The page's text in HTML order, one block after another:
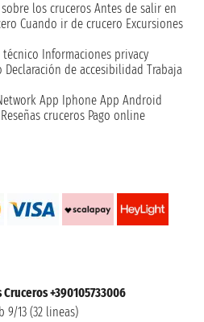
los cruceros Antes de salir en
Cuando ir de crucero Excursiones
Informaciones privacy
Declaración de accesibilidad Trabaja
App Iphone App Android
Reseñas cruceros Pago online
+390105733006
9/13 (32 lineas)